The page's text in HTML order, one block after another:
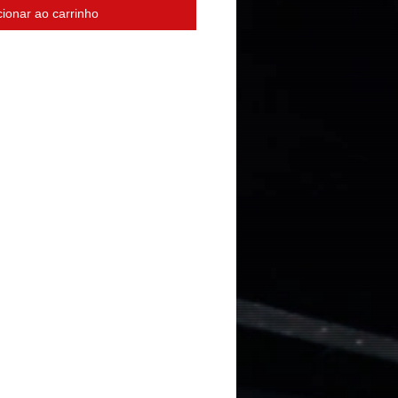
ao carrinho